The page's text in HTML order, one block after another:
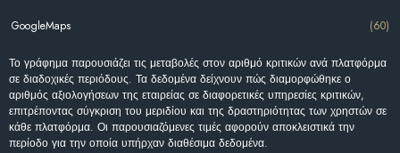
GoogleMaps (60)
Το γράφημα παρουσιάζει τις μεταβολές στον αριθμό κριτικών ανά πλατφόρμα
σε διαδοχικές περιόδους. Τα δεδομένα δείχνουν πώς διαμορφώθηκε ο
αριθμός αξιολογήσεων της εταιρείας σε διαφορετικές υπηρεσίες κριτικών,
επιτρέποντας σύγκριση του μεριδίου και της δραστηριότητας των χρηστών σε
κάθε πλατφόρμα. Οι παρουσιαζόμενες τιμές αφορούν αποκλειστικά την
περίοδο για την οποία υπήρχαν διαθέσιμα δεδομένα.